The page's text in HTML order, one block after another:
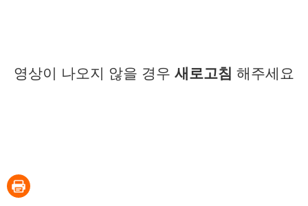
영상이 나오지 않을 경우 새로고침 해주세요